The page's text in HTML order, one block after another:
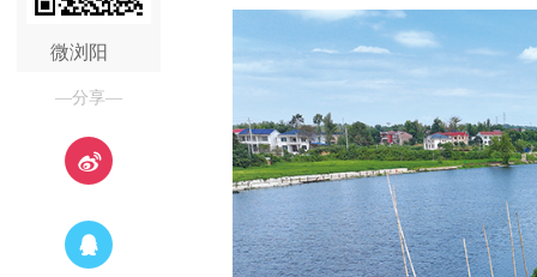
微浏阳
—分享—